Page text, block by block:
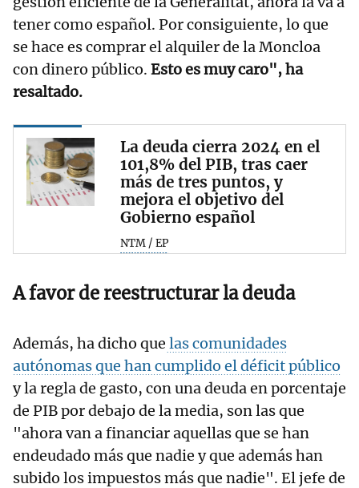
tener como español. Por consiguiente, lo que
se hace es comprar el alquiler de la Moncloa
con dinero público. Esto es muy caro", ha
resaltado.
La deuda cierra 2024 en el
101,8% del PIB, tras caer
más de tres puntos, y
mejora el objetivo del
Gobierno español
NTM / EP
A favor de reestructurar la deuda
Además, ha dicho que las comunidades
autónomas que han cumplido el déficit público
y la regla de gasto, con una deuda en porcentaje
de PIB por debajo de la media, son las que
"ahora van a financiar aquellas que se han
endeudado más que nadie y que además han
subido los impuestos más que nadie". El jefe de